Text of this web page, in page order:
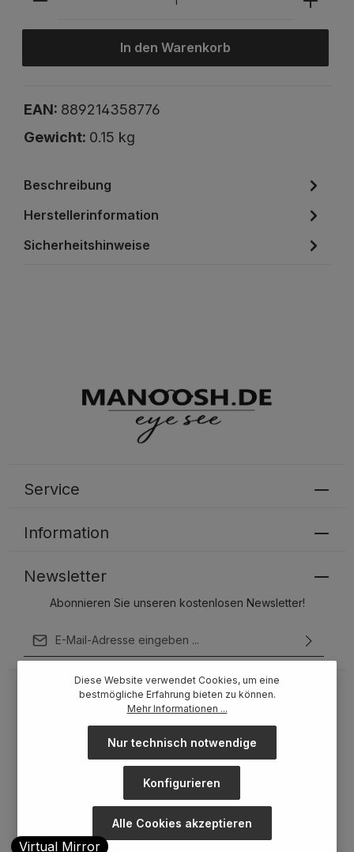
In den Warenkorb
EAN: 889214358776
Gewicht: 0.15 kg
Beschreibung
Herstellerinformation
Sicherheitshinweise
Newsletter
Abonnieren Sie unseren kostenlosen Newsletter!
genommen und dieAGBgelesen und bin mit ihnen
einverstanden.
Um weiterzugehen, geben Sie die oben abgebildeten
Zeichen ein*
Service
Information
Diese Website verwendet Cookies, um eine
bestmögliche Erfahrung bieten zu können.
Mehr Informationen ...
Nur technisch notwendige
Konfigurieren
Alle Cookies akzeptieren
Virtual Mirror